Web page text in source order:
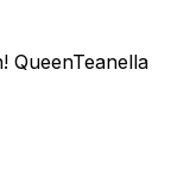
QueenTeanella